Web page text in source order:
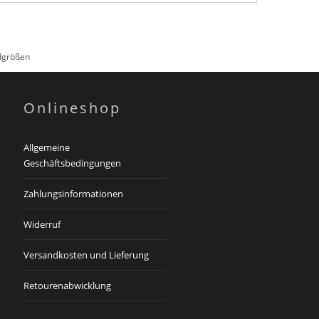
Onlineshop
Allgemeine
Geschäftsbedingungen
Zahlungsinformationen
Widerruf
Versandkosten und Lieferung
Retourenabwicklung